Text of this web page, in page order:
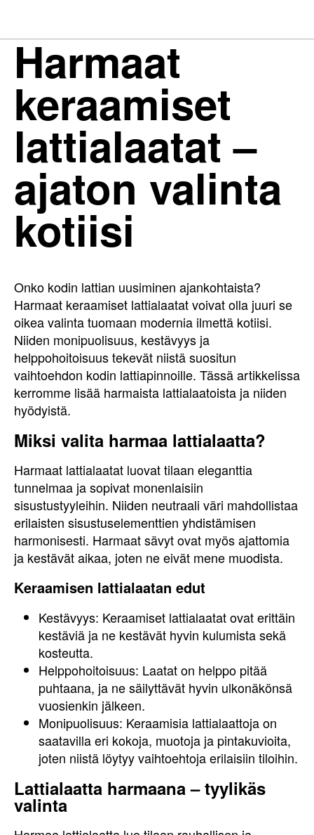
Harmaat
keraamiset
lattialaatat –
ajaton valinta
kotiisi
Onko kodin lattian uusiminen ajankohtaista?
Harmaat keraamiset lattialaatat voivat olla juuri se
oikea valinta tuomaan modernia ilmettä kotiisi.
Niiden monipuolisuus, kestävyys ja
helppohoitoisuus tekevät niistä suositun
vaihtoehdon kodin lattiapinnoille. Tässä artikkelissa
kerromme lisää harmaista lattialaatoista ja niiden
hyödyistä.
Miksi valita harmaa lattialaatta?
Harmaat lattialaatat luovat tilaan eleganttia
tunnelmaa ja sopivat monenlaisiin
sisustustyyleihin. Niiden neutraali väri mahdollistaa
erilaisten sisustuselementtien yhdistämisen
harmonisesti. Harmaat sävyt ovat myös ajattomia
ja kestävät aikaa, joten ne eivät mene muodista.
Keraamisen lattialaatan edut
Kestävyys: Keraamiset lattialaatat ovat erittäin
kestäviä ja ne kestävät hyvin kulumista sekä
kosteutta.
Helppohoitoisuus: Laatat on helppo pitää
puhtaana, ja ne säilyttävät hyvin ulkonäkönsä
vuosienkin jälkeen.
Monipuolisuus: Keraamisia lattialaattoja on
saatavilla eri kokoja, muotoja ja pintakuvioita,
joten niistä löytyy vaihtoehtoja erilaisiin tiloihin.
Lattialaatta harmaana – tyylikäs
valinta